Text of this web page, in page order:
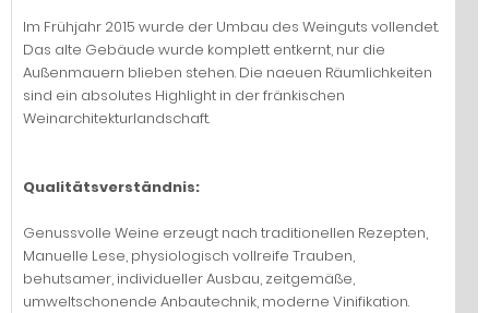
Im Frühjahr 2015 wurde der Umbau des Weinguts vollendet.
Das alte Gebäude wurde komplett entkernt, nur die
Außenmauern blieben stehen. Die naeuen Räumlichkeiten
sind ein absolutes Highlight in der fränkischen
Weinarchitekturlandschaft.
Qualitätsverständnis:
Genussvolle Weine erzeugt nach traditionellen Rezepten,
Manuelle Lese, physiologisch vollreife Trauben,
behutsamer, individueller Ausbau, zeitgemäße,
umweltschonende Anbautechnik, moderne Vinifikation.